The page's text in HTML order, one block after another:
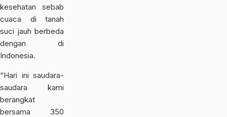
kesehatan sebab
cuaca di tanah
suci jauh berbeda
dengan di
Indonesia.
“Hari ini saudara-
saudara kami
berangkat
bersama 350